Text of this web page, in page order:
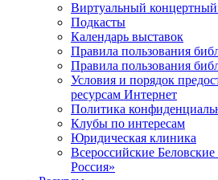
Виртуальный концертный
Подкасты
Календарь выставок
Правила пользования
Правила пользования
Условия и порядок
ресурсам Интернет
Политика
Клубы по интересам
Юридическая клиника
Всероссийские
Россия»